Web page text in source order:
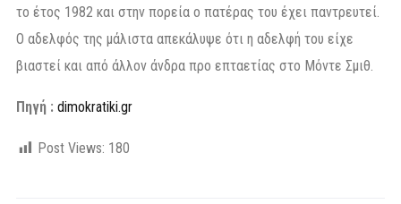
το έτος 1982 και στην πορεία ο πατέρας του έχει παντρευτεί.
Ο αδελφός της μάλιστα απεκάλυψε ότι η αδελφή του είχε
βιαστεί και από άλλον άνδρα προ επταετίας στο Μόντε Σμιθ.
Πηγή : dimokratiki.gr
Post Views: 180